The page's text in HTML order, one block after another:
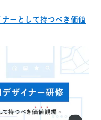
ーとして持つべき価値